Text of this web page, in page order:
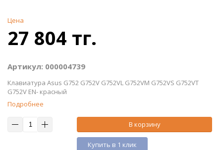
Цена
27 804 тг.
Артикул: 000004739
Клавиатура Asus G752 G752V G752VL G752VM G752VS G752VT
G752V EN- красный
Подробнее
В корзину
Купить в 1 клик